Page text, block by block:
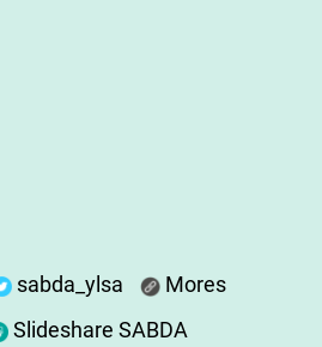
sabda_ylsa
Mores
Slideshare SABDA